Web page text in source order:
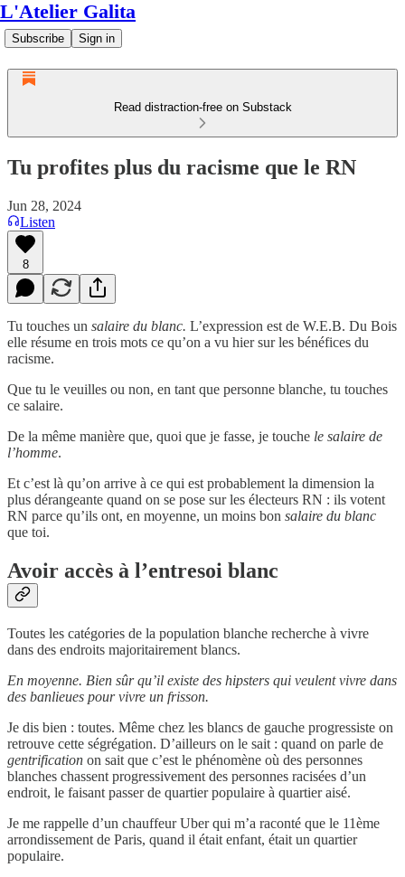
L'Atelier Galita
Subscribe Sign in
Read distraction-free on Substack
Tu profites plus du racisme que le RN
Jun 28, 2024
Listen
8
Tu touches un salaire du blanc. L’expression est de W.E.B. Du Bois
elle résume en trois mots ce qu’on a vu hier sur les bénéfices du
racisme.
Que tu le veuilles ou non, en tant que personne blanche, tu touches
ce salaire.
De la même manière que, quoi que je fasse, je touche le salaire de
l’homme.
Et c’est là qu’on arrive à ce qui est probablement la dimension la
plus dérangeante quand on se pose sur les électeurs RN : ils votent
RN parce qu’ils ont, en moyenne, un moins bon salaire du blanc
que toi.
Avoir accès à l’entresoi blanc
Toutes les catégories de la population blanche recherche à vivre
dans des endroits majoritairement blancs.
En moyenne. Bien sûr qu’il existe des hipsters qui veulent vivre dans
des banlieues pour vivre un frisson.
Je dis bien : toutes. Même chez les blancs de gauche progressiste on
retrouve cette ségrégation. D’ailleurs on le sait : quand on parle de
gentrification on sait que c’est le phénomène où des personnes
blanches chassent progressivement des personnes racisées d’un
endroit, le faisant passer de quartier populaire à quartier aisé.
Je me rappelle d’un chauffeur Uber qui m’a raconté que le 11ème
arrondissement de Paris, quand il était enfant, était un quartier
populaire.